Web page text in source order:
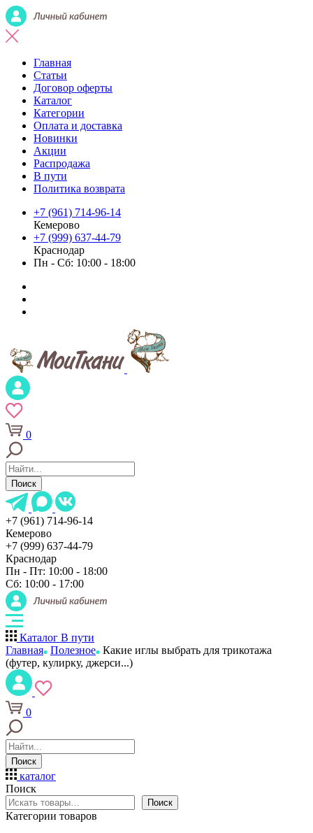
Главная
Статьи
Договор оферты
Каталог
Категории
Оплата и доставка
Новинки
Акции
Распродажа
В пути
Политика возврата
+7 (961) 714-96-14
Кемерово
+7 (999) 637-44-79
Краснодар
Пн - Сб: 10:00 - 18:00
0
Поиск
+7 (961) 714-96-14
Кемерово
+7 (999) 637-44-79
Краснодар
Пн - Пт: 10:00 - 18:00
Сб: 10:00 - 17:00
Каталог В пути
Главная Полезное Какие иглы выбрать для трикотажа
(футер, кулирку, джерси...)
0
Поиск
каталог
Поиск
Поиск
Категории товаров